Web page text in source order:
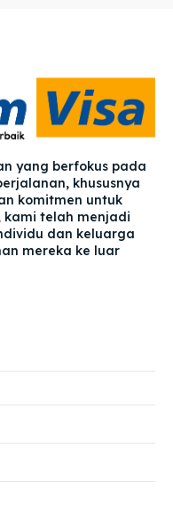
yang berfokus pada
khususnya
komitmen untuk
kami telah menjadi
dan keluarga
mereka ke luar